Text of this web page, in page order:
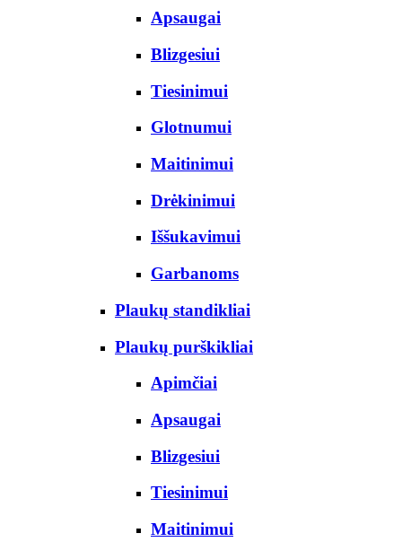
Apsaugai
Blizgesiui
Tiesinimui
Glotnumui
Maitinimui
Drėkinimui
Iššukavimui
Garbanoms
Plaukų standikliai
Plaukų purškikliai
Apimčiai
Apsaugai
Blizgesiui
Tiesinimui
Maitinimui